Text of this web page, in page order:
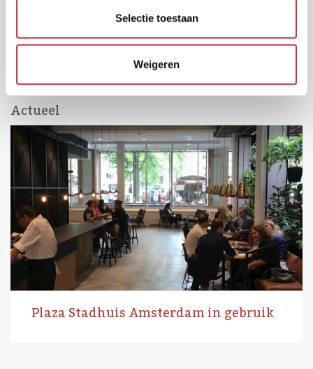
Selectie toestaan
Weigeren
Huis v/d Gemeente Peel en Maas
Actueel
Plaza Stadhuis Amsterdam in gebruik